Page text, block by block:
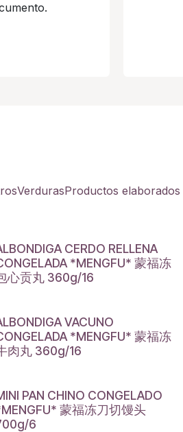
VerdurasProductos elaborados
CERDO RELLENA
*MENGFU* 蒙福冻
心贡丸 360g/16
VACUNO
*MENGFU* 蒙福冻
肉丸 360g/16
PAN CHINO CONGELADO
蒙福冻刀切馒头
6